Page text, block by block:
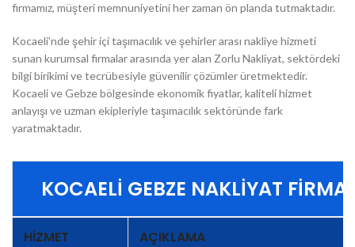
firmamız, müşteri memnuniyetini her zaman ön planda tutmaktadır.
Kocaeli’nde şehir içi taşımacılık ve şehirler arası nakliye hizmeti
sunan kurumsal firmalar arasında yer alan Zorlu Nakliyat, sektördeki
bilgi birikimi ve tecrübesiyle güvenilir çözümler üretmektedir.
Kocaeli ve Gebze bölgesinde ekonomik fiyatlar, kaliteli hizmet
anlayışı ve uzman ekipleriyle taşımacılık sektöründe fark
yaratmaktadır.
KOCAELI GEBZE NAKLIYAT
HIZMET AÇIKLAMA